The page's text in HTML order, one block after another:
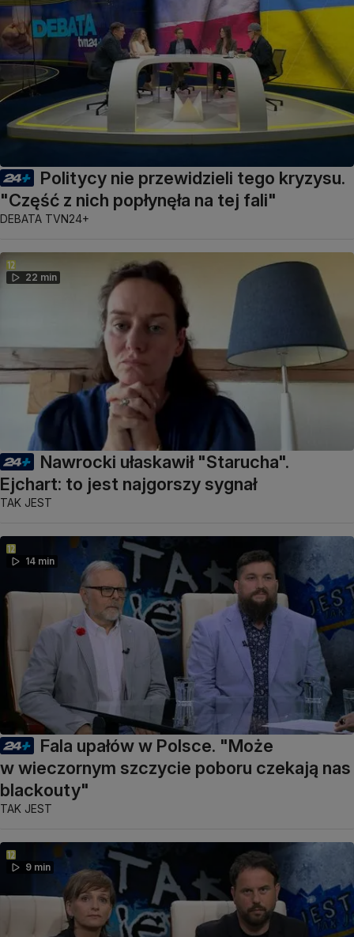
Politycy nie przewidzieli tego kryzysu.
"Część z nich popłynęła na tej fali"
DEBATA TVN24+
22 min
Nawrocki ułaskawił "Starucha".
Ejchart: to jest najgorszy sygnał
TAK JEST
14 min
Fala upałów w Polsce. "Może
w wieczornym szczycie poboru czekają nas
blackouty"
TAK JEST
9 min